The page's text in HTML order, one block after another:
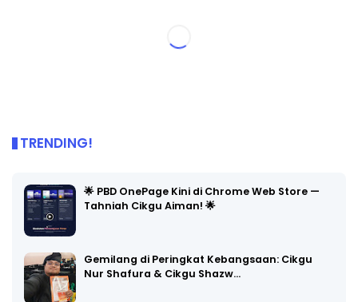
TRENDING!
🌟 PBD OnePage Kini di Chrome Web Store —
Tahniah Cikgu Aiman! 🌟
Gemilang di Peringkat Kebangsaan: Cikgu
Nur Shafura & Cikgu Shazw…